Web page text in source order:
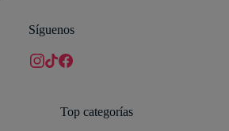
Síguenos
Top categorías